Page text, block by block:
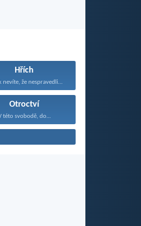
Hřích
Copak nevíte, že nespravedliví...
Otroctví
této svobodě, do...